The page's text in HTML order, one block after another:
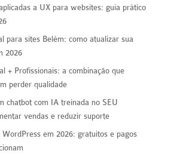
a UX para websites: guia prático
para sites Belém: como atualizar sua
2026
+ Profissionais: a combinação que
perder qualidade
chatbot com IA treinada no SEU
vendas e reduzir suporte
WordPress em 2026: gratuitos e pagos